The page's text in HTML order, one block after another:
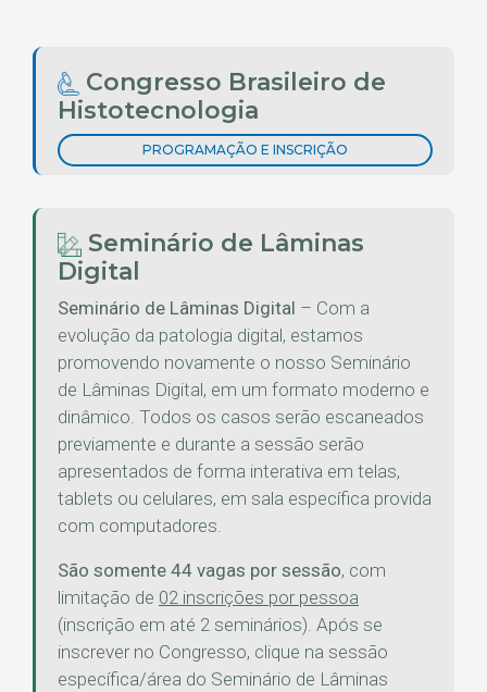
Congresso Brasileiro de
Histotecnologia
PROGRAMAÇÃO E INSCRIÇÃO
Seminário de Lâminas
Digital
Seminário de Lâminas Digital – Com a
evolução da patologia digital, estamos
promovendo novamente o nosso Seminário
de Lâminas Digital, em um formato moderno e
dinâmico. Todos os casos serão escaneados
previamente e durante a sessão serão
apresentados de forma interativa em telas,
tablets ou celulares, em sala específica provida
com computadores.
São somente 44 vagas por sessão, com
limitação de 02 inscrições por pessoa
(inscrição em até 2 seminários). Após se
inscrever no Congresso, clique na sessão
específica/área do Seminário de Lâminas